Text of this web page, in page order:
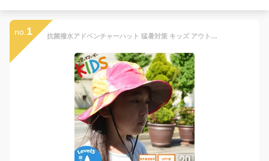
no. 1 抗菌撥水アドベンチャーハット 猛暑対策 キッズ アウトドア キャンプ 小さい 子ども 男の子 女の子 可愛い 通学 通勤 通園 アウトドア キャンプ 紫外線99%カット UVカット 海 サファリハット レインハット